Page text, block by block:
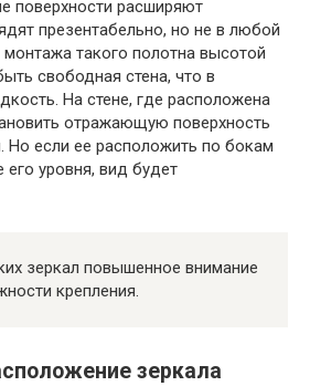
поверхности расширяют
презентабельно, но не в любой
такого полотна высотой
свободная стена, что в
На стене, где расположена
отражающую поверхность
Но если ее расположить по бокам
уровня, вид будет
зеркал повышенное внимание
крепления.
зеркала